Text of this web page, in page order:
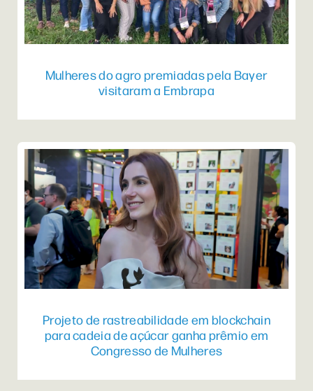
Mulheres do agro premiadas pela Bayer
visitaram a Embrapa
Projeto de rastreabilidade em blockchain
para cadeia de açúcar ganha prêmio em
Congresso de Mulheres